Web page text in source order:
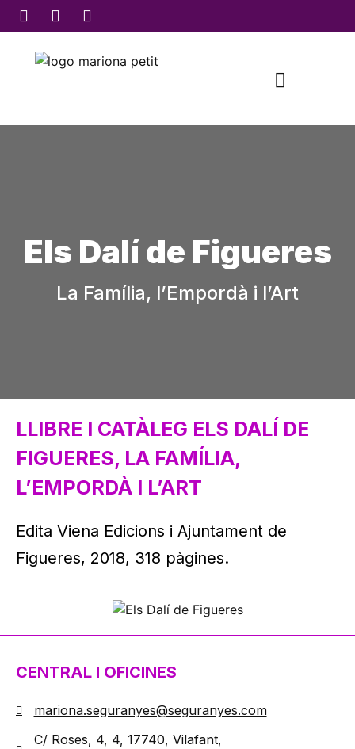
Els Dalí de Figueres
La Família, l’Empordà i l’Art
LLIBRE I CATÀLEG ELS DALÍ DE
FIGUERES, LA FAMÍLIA,
L’EMPORDÀ I L’ART
Edita Viena Edicions i Ajuntament de
Figueres, 2018, 318 pàgines.
CENTRAL I OFICINES
mariona.seguranyes@seguranyes.com
C/ Roses, 4, 4, 17740, Vilafant,